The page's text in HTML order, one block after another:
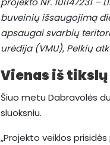
buveinių išsaugojimą
apsaugai svarbių
urėdija (VMU), Pelkių
Vienas iš
Šiuo metu Dabravolės
sluoksniu.
„Projekto veiklos